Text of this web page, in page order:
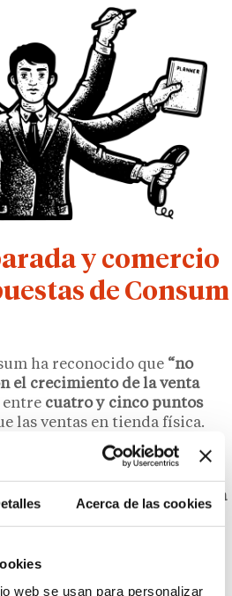
Acerca de las cookies
web se usan para personalizar
y comercio
de Consum
ha reconocido que “no
el crecimiento de la venta
entre cuatro y cinco puntos
las ventas en tienda física.
la compañía confía en el
en construcción en
Paterna
año